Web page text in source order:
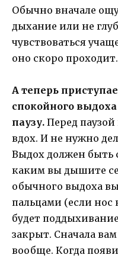
Обычно вначале
дыхание или не
чувствоваться
оно скоро
А теперь
спокойного
паузу. Перед
вдох. И не нужно
Выдох должен
каким вы дышите
обычного выдоха
пальцами (если нос
будет
закрыт. Сначала
вообще. Когда